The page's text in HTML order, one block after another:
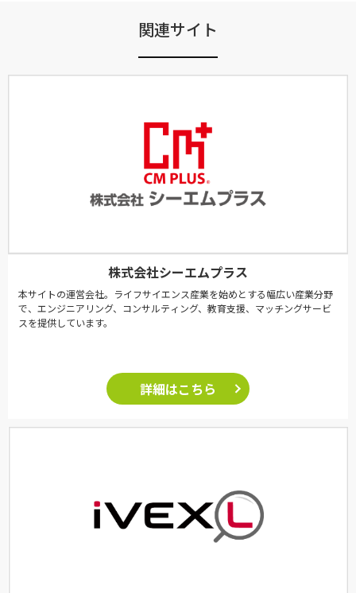
関連サイト
株式会社シーエムプラス
本サイトの運営会社。ライフサイエンス産業を始めとする幅広い産業分野
で、エンジニアリング、コンサルティング、教育支援、マッチングサービ
スを提供しています。
詳細はこちら